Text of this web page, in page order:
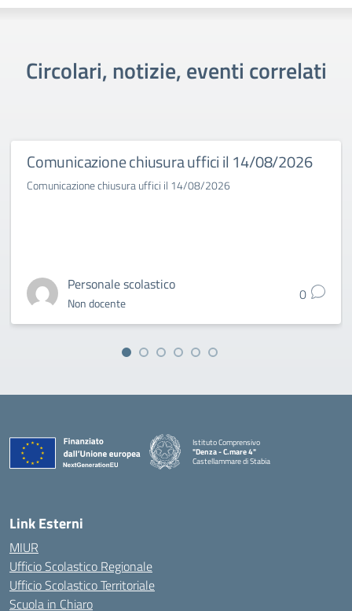
Circolari, notizie, eventi correlati
Comunicazione chiusura uffici il 14/08/2026
Comunicazione chiusura uffici il 14/08/2026
Personale scolastico
Non docente 0
Istituto Comprensivo
"Denza - C.mare 4"
Castellammare di Stabia
Link Esterni
MIUR
Ufficio Scolastico Regionale
Ufficio Scolastico Territoriale
Scuola in Chiaro